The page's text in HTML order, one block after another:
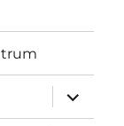
öffnen